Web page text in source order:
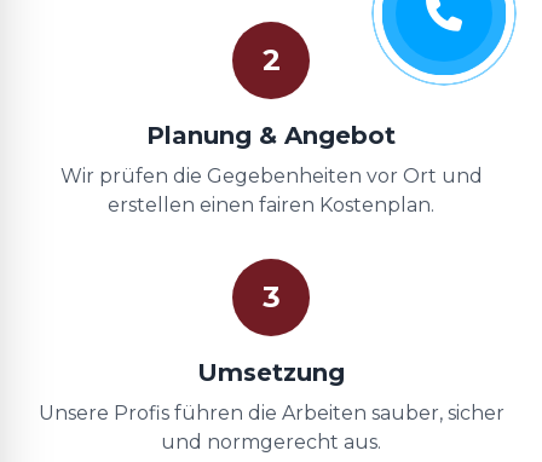
2
Planung & Angebot
Wir prüfen die Gegebenheiten vor Ort und
erstellen einen fairen Kostenplan.
3
Umsetzung
Unsere Profis führen die Arbeiten sauber, sicher
und normgerecht aus.